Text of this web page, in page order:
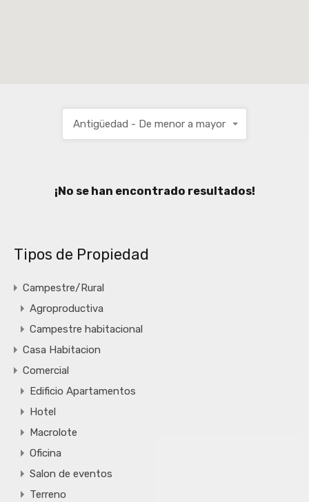
Antigüedad - De menor a mayor
¡No se han encontrado resultados!
Tipos de Propiedad
Campestre/Rural
Agroproductiva
Campestre habitacional
Casa Habitacion
Comercial
Edificio Apartamentos
Hotel
Macrolote
Oficina
Salon de eventos
Terreno